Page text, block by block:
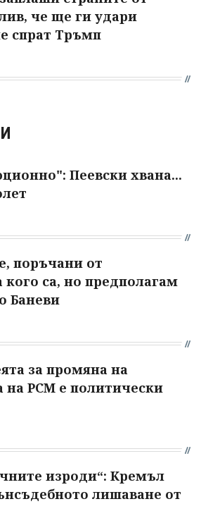
че ще ги удари
спрат Тръмп
Пеевски хвана...
поръчани от
кого са, но предполагам
Баневи
за промяна на
на РСМ е политически
изроди“: Кремъл
лишаване от